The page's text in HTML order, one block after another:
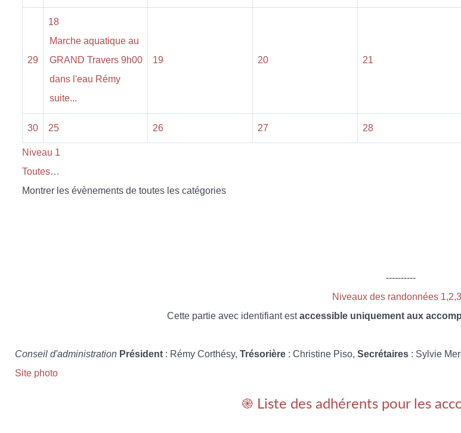
29
18
Marche aquatique au
GRAND Travers 9h00
dans l'eau Rémy
suite...
19 20 21
30 25 26 27 28
Niveau 1
Toutes…
Montrer les évènements de toutes les catégories
----------
Niveaux des randonnées
Cette partie avec identifiant estaccessible uniquement aux
Conseil d'administration Président : Rémy Corthésy, Trésorière : Christine Piso, Secrétaires : Sylvie
Site photo
֎ Liste des adhérents pour les